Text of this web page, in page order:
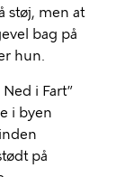
støj, men at
bag på
hun.
i Fart”
i byen
på